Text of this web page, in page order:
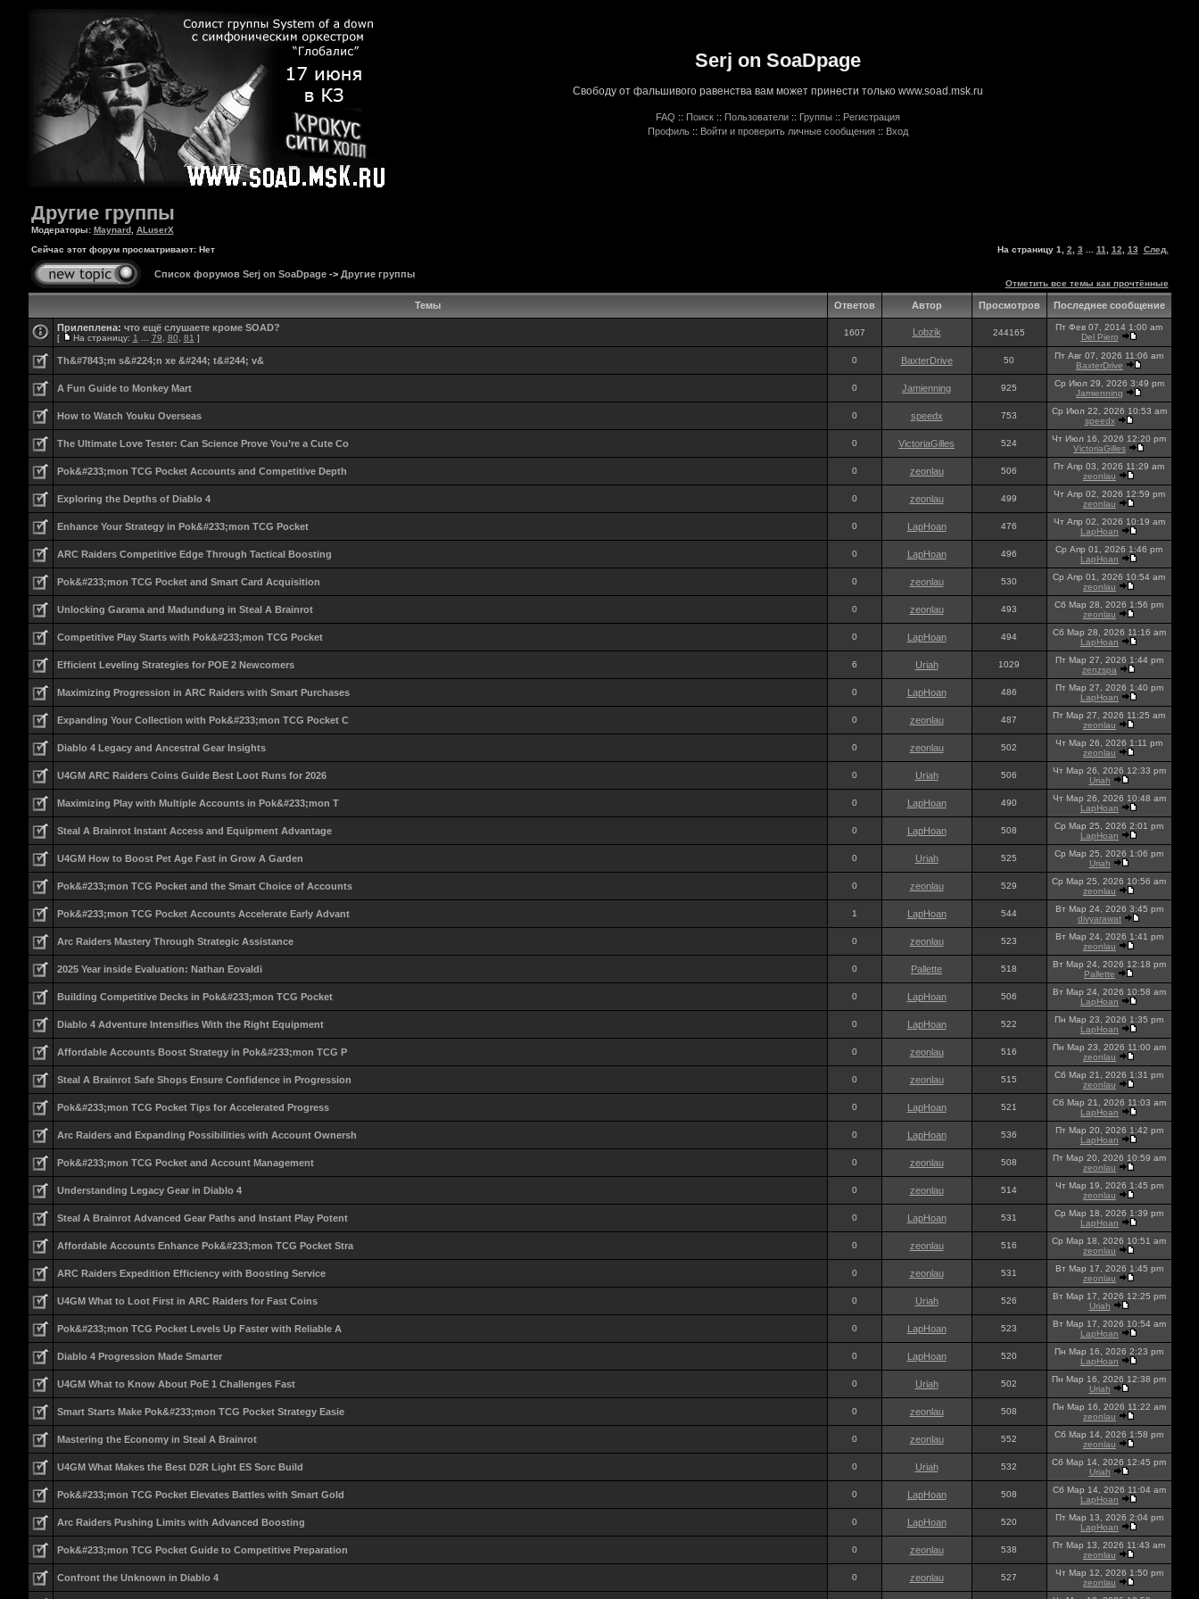
Serj on SoaDpage
Свободу от фальшивого равенства вам может принести только www.soad.msk.ru
FAQ :: Поиск :: Пользователи :: Группы :: Регистрация
Профиль :: Войти и проверить личные сообщения :: Вход
Другие группы
Модераторы: Maynard, ALuserX
Сейчас этот форум просматривают: Нет
На страницу 1 2 3 11 12 13 След.
Список форумов Serj on SoaDpage-> Другие группы
Отметить все темы как прочтённые
Темы Ответов Автор Просмотров Последнее сообщение
Прилеплена: что ещё слушаете кроме SOAD?
[ На страницу: 1 79 80 81 ]
1607 Lobzik 244165
Пт Фев 07, 2014 1:00 am
Del Piero
Th&#7843;m s&#224;n xe &#244; t&#244; v& 0 BaxterDrive 50
Пт Авг 07, 2026 11:06 am
BaxterDrive
A Fun Guide to Monkey Mart 0 Jamienning 925
Ср Июл 29, 2026 3:49 pm
Jamienning
How to Watch Youku Overseas 0 speedx 753
Ср Июл 22, 2026 10:53 am
speedx
The Ultimate Love Tester: Can Science Prove You’re a Cute Co 0 VictoriaGilles 524
Чт Июл 16, 2026 12:20 pm
VictoriaGilles
Pok&#233;mon TCG Pocket Accounts and Competitive Depth 0 zeonlau 506
Пт Апр 03, 2026 11:29 am
zeonlau
Exploring the Depths of Diablo 4 0 zeonlau 499
Чт Апр 02, 2026 12:59 pm
zeonlau
Enhance Your Strategy in Pok&#233;mon TCG Pocket 0 LapHoan 476
Чт Апр 02, 2026 10:19 am
LapHoan
ARC Raiders Competitive Edge Through Tactical Boosting 0 LapHoan 496
Ср Апр 01, 2026 1:46 pm
LapHoan
Pok&#233;mon TCG Pocket and Smart Card Acquisition 0 zeonlau 530
Ср Апр 01, 2026 10:54 am
zeonlau
Unlocking Garama and Madundung in Steal A Brainrot 0 zeonlau 493
Сб Мар 28, 2026 1:56 pm
zeonlau
Competitive Play Starts with Pok&#233;mon TCG Pocket 0 LapHoan 494
Сб Мар 28, 2026 11:16 am
LapHoan
Efficient Leveling Strategies for POE 2 Newcomers 6 Uriah 1029
Пт Мар 27, 2026 1:44 pm
zenzspa
Maximizing Progression in ARC Raiders with Smart Purchases 0 LapHoan 486
Пт Мар 27, 2026 1:40 pm
LapHoan
Expanding Your Collection with Pok&#233;mon TCG Pocket C 0 zeonlau 487
Пт Мар 27, 2026 11:25 am
zeonlau
Diablo 4 Legacy and Ancestral Gear Insights 0 zeonlau 502
Чт Мар 26, 2026 1:11 pm
zeonlau
U4GM ARC Raiders Coins Guide Best Loot Runs for 2026 0 Uriah 506
Чт Мар 26, 2026 12:33 pm
Uriah
Maximizing Play with Multiple Accounts in Pok&#233;mon T 0 LapHoan 490
Чт Мар 26, 2026 10:48 am
LapHoan
Steal A Brainrot Instant Access and Equipment Advantage 0 LapHoan 508
Ср Мар 25, 2026 2:01 pm
LapHoan
U4GM How to Boost Pet Age Fast in Grow A Garden 0 Uriah 525
Ср Мар 25, 2026 1:06 pm
Uriah
Pok&#233;mon TCG Pocket and the Smart Choice of Accounts 0 zeonlau 529
Ср Мар 25, 2026 10:56 am
zeonlau
Pok&#233;mon TCG Pocket Accounts Accelerate Early Advant 1 LapHoan 544
Вт Мар 24, 2026 3:45 pm
divyarawat
Arc Raiders Mastery Through Strategic Assistance 0 zeonlau 523
Вт Мар 24, 2026 1:41 pm
zeonlau
2025 Year inside Evaluation: Nathan Eovaldi 0 Pallette 518
Вт Мар 24, 2026 12:18 pm
Pallette
Building Competitive Decks in Pok&#233;mon TCG Pocket 0 LapHoan 506
Вт Мар 24, 2026 10:58 am
LapHoan
Diablo 4 Adventure Intensifies With the Right Equipment 0 LapHoan 522
Пн Мар 23, 2026 1:35 pm
LapHoan
Affordable Accounts Boost Strategy in Pok&#233;mon TCG P 0 zeonlau 516
Пн Мар 23, 2026 11:00 am
zeonlau
Steal A Brainrot Safe Shops Ensure Confidence in Progression 0 zeonlau 515
Сб Мар 21, 2026 1:31 pm
zeonlau
Pok&#233;mon TCG Pocket Tips for Accelerated Progress 0 LapHoan 521
Сб Мар 21, 2026 11:03 am
LapHoan
Arc Raiders and Expanding Possibilities with Account Ownersh 0 LapHoan 536
Пт Мар 20, 2026 1:42 pm
LapHoan
Pok&#233;mon TCG Pocket and Account Management 0 zeonlau 508
Пт Мар 20, 2026 10:59 am
zeonlau
Understanding Legacy Gear in Diablo 4 0 zeonlau 514
Чт Мар 19, 2026 1:45 pm
zeonlau
Steal A Brainrot Advanced Gear Paths and Instant Play Potent 0 LapHoan 531
Ср Мар 18, 2026 1:39 pm
LapHoan
Affordable Accounts Enhance Pok&#233;mon TCG Pocket Stra 0 zeonlau 516
Ср Мар 18, 2026 10:51 am
zeonlau
ARC Raiders Expedition Efficiency with Boosting Service 0 zeonlau 531
Вт Мар 17, 2026 1:45 pm
zeonlau
U4GM What to Loot First in ARC Raiders for Fast Coins 0 Uriah 526
Вт Мар 17, 2026 12:25 pm
Uriah
Pok&#233;mon TCG Pocket Levels Up Faster with Reliable A 0 LapHoan 523
Вт Мар 17, 2026 10:54 am
LapHoan
Diablo 4 Progression Made Smarter 0 LapHoan 520
Пн Мар 16, 2026 2:23 pm
LapHoan
U4GM What to Know About PoE 1 Challenges Fast 0 Uriah 502
Пн Мар 16, 2026 12:38 pm
Uriah
Smart Starts Make Pok&#233;mon TCG Pocket Strategy Easie 0 zeonlau 508
Пн Мар 16, 2026 11:22 am
zeonlau
Mastering the Economy in Steal A Brainrot 0 zeonlau 552
Сб Мар 14, 2026 1:58 pm
zeonlau
U4GM What Makes the Best D2R Light ES Sorc Build 0 Uriah 532
Сб Мар 14, 2026 12:45 pm
Uriah
Pok&#233;mon TCG Pocket Elevates Battles with Smart Gold 0 LapHoan 508
Сб Мар 14, 2026 11:04 am
LapHoan
Arc Raiders Pushing Limits with Advanced Boosting 0 LapHoan 520
Пт Мар 13, 2026 2:04 pm
LapHoan
Pok&#233;mon TCG Pocket Guide to Competitive Preparation 0 zeonlau 538
Пт Мар 13, 2026 11:43 am
zeonlau
Confront the Unknown in Diablo 4 0 zeonlau 527
Чт Мар 12, 2026 1:50 pm
zeonlau